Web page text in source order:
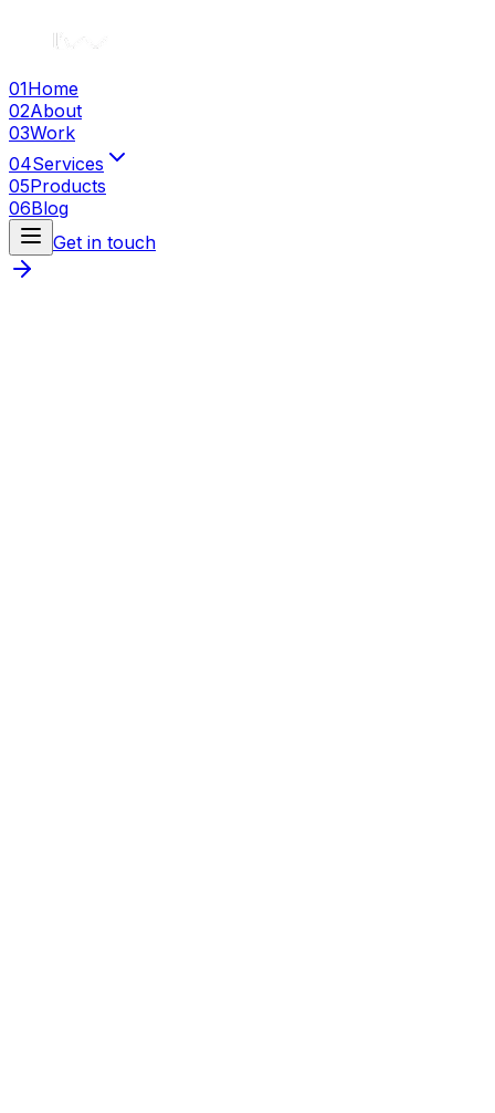
01Home
02About
03Work
04Services
05Products
06Blog
Get in touch